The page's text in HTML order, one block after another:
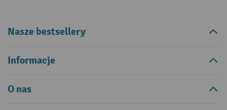
Nasze bestsellery
Informacje
O nas